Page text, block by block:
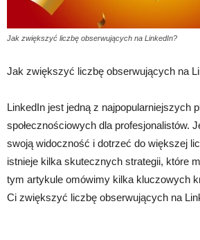
Jak zwiększyć liczbę obserwujących na LinkedIn?
Jak zwiększyć liczbę obserwujących na
LinkedIn jest jedną z najpopularniejszych
społecznościowych dla profesjonalistów.
swoją widoczność i dotrzeć do większej
istnieje kilka skutecznych strategii, które
tym artykule omówimy kilka kluczowych
Ci zwiększyć liczbę obserwujących na